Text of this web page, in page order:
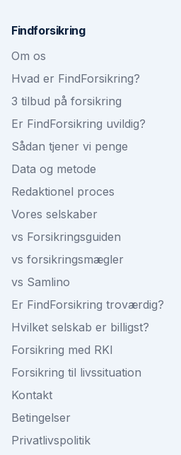
Findforsikring
Om os
Hvad er FindForsikring?
3 tilbud på forsikring
Er FindForsikring uvildig?
Sådan tjener vi penge
Data og metode
Redaktionel proces
Vores selskaber
vs Forsikringsguiden
vs forsikringsmægler
vs Samlino
Er FindForsikring troværdig?
Hvilket selskab er billigst?
Forsikring med RKI
Forsikring til livssituation
Kontakt
Betingelser
Privatlivspolitik